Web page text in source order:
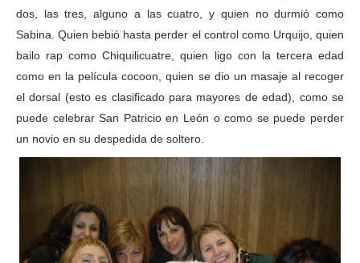
dos, las tres, alguno a las cuatro, y quien no durmió como
Sabina. Quien bebió hasta perder el control como Urquijo, quien
bailo rap como Chiquilicuatre, quien ligo con la tercera edad
como en la película cocoon, quien se dio un masaje al recoger
el dorsal (esto es clasificado para mayores de edad), como se
puede celebrar San Patricio en León o como se puede perder
un novio en su despedida de soltero.